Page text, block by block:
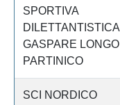
SPORTIVA
DILETTANTISTICA
GASPARE LONGO
PARTINICO
SCI NORDICO